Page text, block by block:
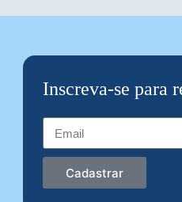
Inscreva-se para
Cadastrar